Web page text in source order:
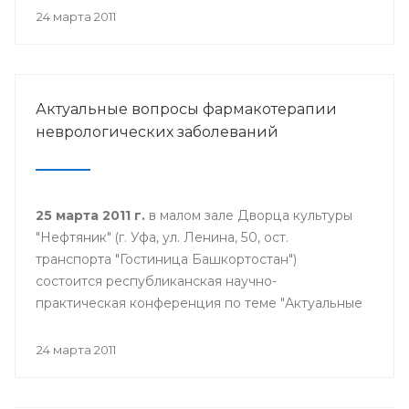
24 марта 2011
Актуальные вопросы фармакотерапии
неврологических заболеваний
25 марта 2011 г. в малом зале Дворца культуры
"Нефтяник" (г. Уфа, ул. Ленина, 50, ост.
транспорта "Гостиница Башкортостан")
состоится республиканская научно-
практическая конференция по теме "Актуальные
заболеваний". Начало конференции в 9.30
24 марта 2011